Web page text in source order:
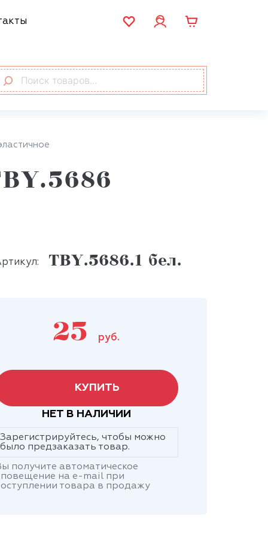
TBY.5686.1 бел.
25 руб.
КУПИТЬ
НЕТ В НАЛИЧИИ
Зарегистрируйтесь, чтобы можно
было предзаказать товар.
получите автоматическое
на e-mail при
товара в продажу